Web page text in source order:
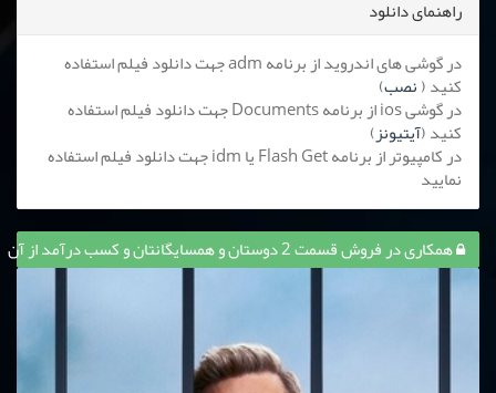
راهنمای دانلود
در گوشی های اندروید از برنامه adm جهت دانلود فیلم استفاده
کنید (نصب)
در گوشی ios از برنامه Documents جهت دانلود فیلم استفاده
کنید (آیتیونز)
در کامپیوتر از برنامه Flash Get یا idm جهت دانلود فیلم استفاده
نمایید
همکاری در فروش قسمت 2 دوستان و همسایگانتان و کسب درآمد از آن